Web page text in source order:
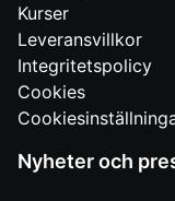
Kurser
Leveransvillkor
Integritetspolicy
Cookies
Nyheter och